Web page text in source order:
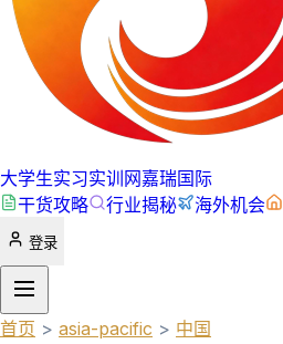
大学生实习实训网嘉瑞国际
干货攻略
行业揭秘 海外机会
登录
首页 > asia-pacific > 中国